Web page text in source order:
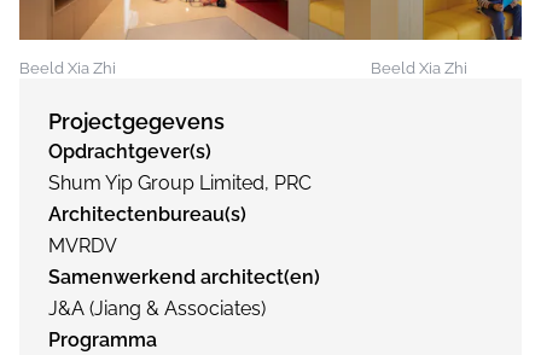
Beeld Xia Zhi Beeld Xia Zhi
Projectgegevens
Opdrachtgever(s)
Shum Yip Group Limited, PRC
Architectenbureau(s)
MVRDV
Samenwerkend architect(en)
J&A (Jiang & Associates)
Programma